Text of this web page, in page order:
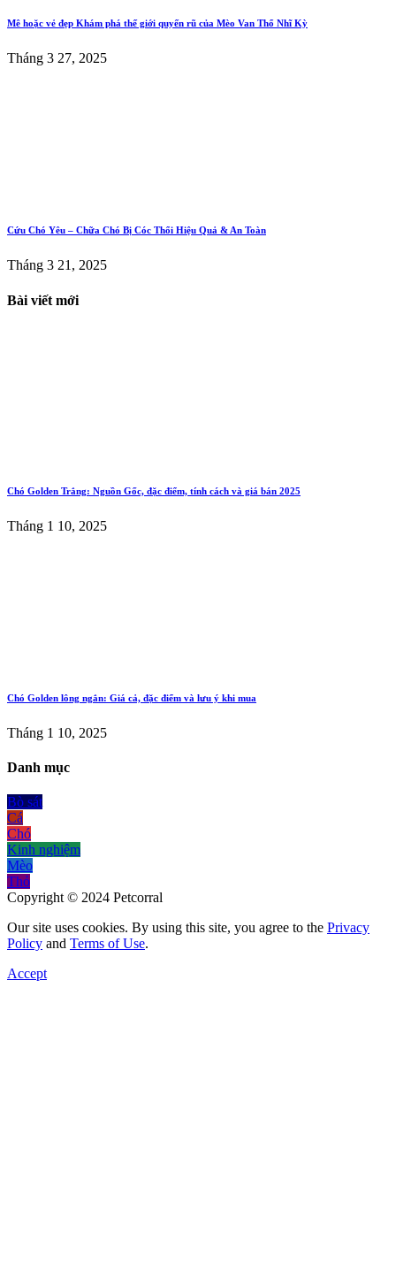
Mê hoặc vẻ đẹp Khám phá thế giới quyến rũ của Mèo Van Thổ Nhĩ Kỳ
Tháng 3 27, 2025
Cứu Chó Yêu – Chữa Chó Bị Cóc Thổi Hiệu Quả & An Toàn
Tháng 3 21, 2025
Bài viết mới
Chó Golden Trắng: Nguồn Gốc, đặc điểm, tính cách và giá bán 2025
Tháng 1 10, 2025
Chó Golden lông ngắn: Giá cả, đặc điểm và lưu ý khi mua
Tháng 1 10, 2025
Danh mục
Bò sát
Cá
Chó
Kinh nghiệm
Mèo
Thỏ
Copyright © 2024 Petcorral
Our site uses cookies. By using this site, you agree to the Privacy
Policy and Terms of Use.
Accept